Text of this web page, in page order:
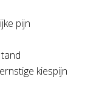
pijn
kiespijn